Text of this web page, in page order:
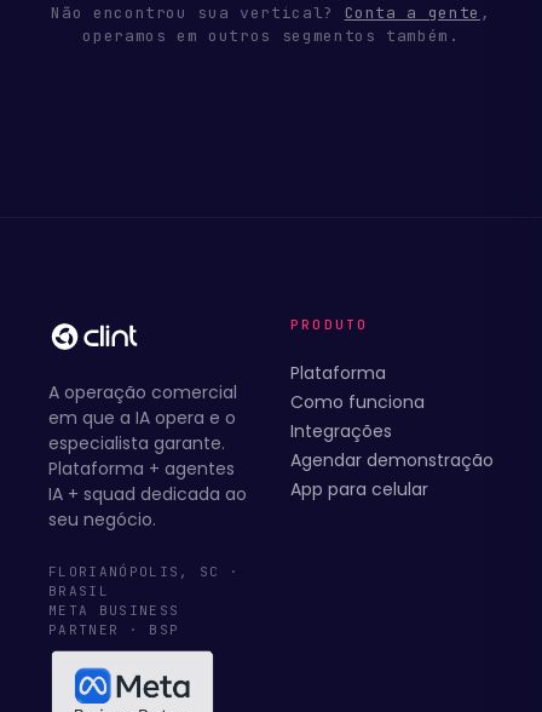
Não encontrou sua vertical? Conta a gente ,
operamos em outros segmentos também.
A operação comercial
em que a IA opera e o
especialista garante.
Plataforma + agentes
IA + squad dedicada ao
seu negócio.
FLORIANÓPOLIS, SC ·
BRASIL
META BUSINESS
PARTNER · BSP
PRODUTO
Plataforma
Como funciona
Integrações
Agendar demonstração
App para celular